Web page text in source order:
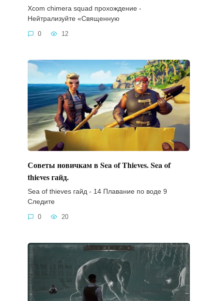
Xcom chimera squad прохождение -
Нейтрализуйте «Священную
0 12
Советы новичкам в Sea of Thieves. Sea of
thieves гайд.
Sea of thieves гайд - 14 Плавание по воде 9
Следите
0 20